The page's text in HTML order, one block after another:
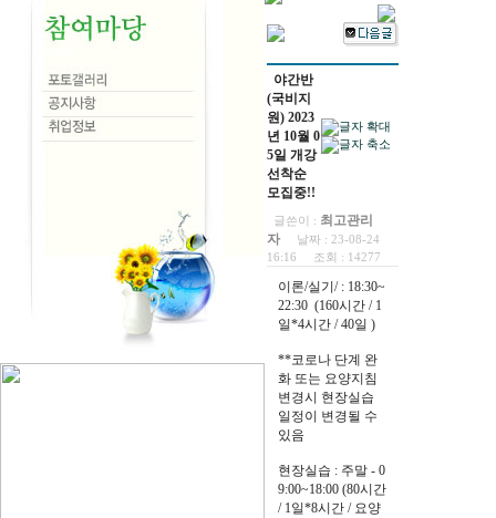
야간반
(국비지
원) 2023
년 10월 0
5일 개강
선착순
모집중!!
글쓴이 : 최고관리
자
날짜 : 23-08-24
16:16
조회 : 14277
이론/실기/ : 18:30~
22:30 (160시간 / 1
일*4시간 / 40일 )
**코로나 단계 완
화 또는 요양지침
변경시 현장실습
일정이 변경될 수
있음
현장실습 : 주말 - 0
9:00~18:00 (80시간
/ 1일*8시간 / 요양